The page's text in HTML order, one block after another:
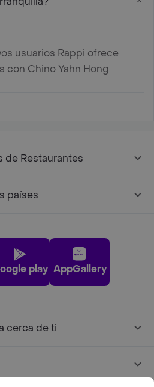
usuarios Rappi ofrece
con Chino Yahn Hong
de Restaurantes
países
play AppGallery
cerca de ti